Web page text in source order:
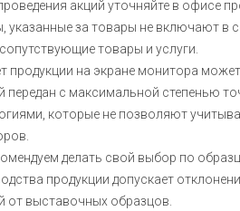
акций уточняйте в офисе
указанные за товары не включают в
товары и услуги.
продукции на экране монитора
передан с максимальной степенью
которые не позволяют
делать свой выбор по
продукции допускает
от выставочных образцов.